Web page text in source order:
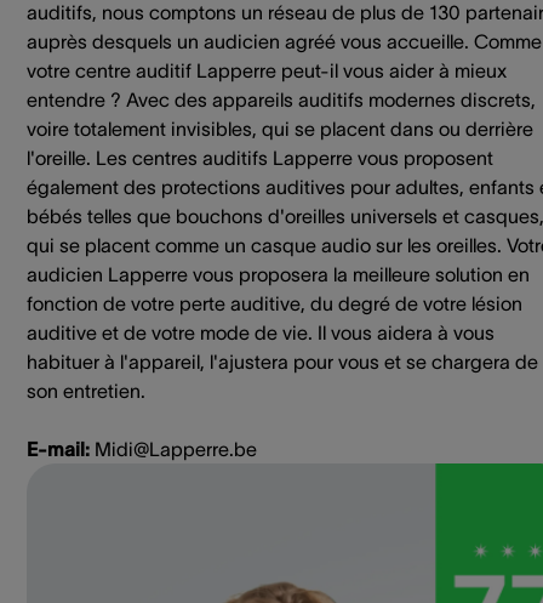
auditifs, nous comptons un réseau de plus de 130
auprès desquels un audicien agréé vous accueille.
votre centre auditif Lapperre peut-il vous aider à mieux
entendre ? Avec des appareils auditifs modernes discrets,
voire totalement invisibles, qui se placent dans ou derrière
l'oreille. Les centres auditifs Lapperre vous proposent
également des protections auditives pour adultes, enfants
bébés telles que bouchons d'oreilles universels et casques,
qui se placent comme un casque audio sur les oreilles.
audicien Lapperre vous proposera la meilleure solution en
fonction de votre perte auditive, du degré de votre lésion
auditive et de votre mode de vie. Il vous aidera à vous
habituer à l'appareil, l'ajustera pour vous et se chargera de
son entretien.
E-mail: Midi@Lapperre.be